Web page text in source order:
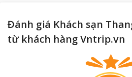
Đánh giá Khách sạn
từ khách hàng Vntrip.vn